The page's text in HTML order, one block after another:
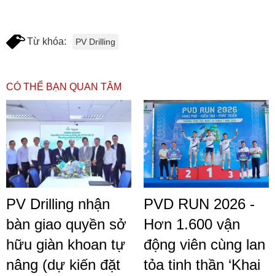
Từ khóa: PV Drilling
CÓ THỂ BẠN QUAN TÂM
PV Drilling nhận
bàn giao quyền sở
hữu giàn khoan tự
nâng (dự kiến đặt
PVD RUN 2026 -
Hơn 1.600 vận
động viên cùng lan
tỏa tinh thần ‘Khai